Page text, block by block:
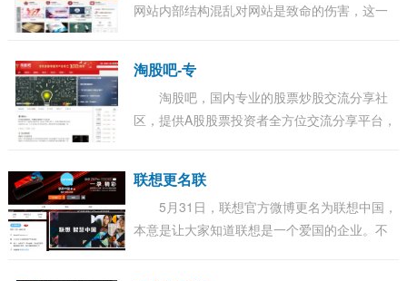
网站内部结构混乱对网站是致命的伤害，这一
文本...
淘股吧-专
淘股吧，国内专业的股票炒股交流分享社
区，提供A股股票投资者全方位交流分享平台，
股...
联想更名联
5月31日，联想官方微博更名为联想中国，
本意是让大家知道联想是一个爱国的企业。不